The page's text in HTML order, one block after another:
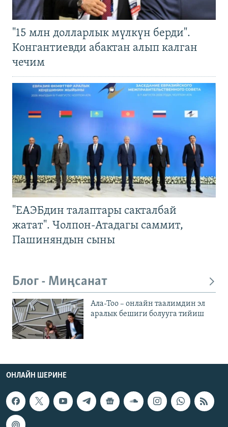
"15 млн долларлык мүлкүн берди".
Конгантиевди абактан алып калган
чечим
"ЕАЭБдин талаптары сакталбай
жатат". Чолпон-Атадагы саммит,
Пашиняндын сыны
Блог - Миңсанат
Ала-Тоо – онлайн таалимдин эл
аралык бешиги болууга тийиш
ОНЛАЙН ШЕРИНЕ